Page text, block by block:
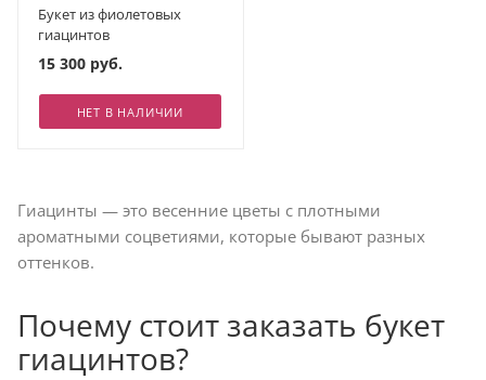
Букет из фиолетовых
гиацинтов
15 300 руб.
НЕТ В НАЛИЧИИ
Гиацинты — это весенние цветы с плотными
ароматными соцветиями, которые бывают разных
оттенков.
Почему стоит заказать букет
гиацинтов?